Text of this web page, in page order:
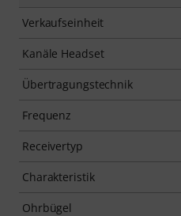
Verkaufseinheit
Kanäle Headset
Übertragungstechnik
Frequenz
Receivertyp
Charakteristik
Ohrbügel